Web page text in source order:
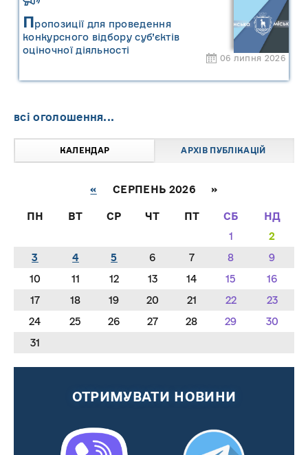
Пропозиції для проведення
конкурсного відбору суб’єктів
оціночної діяльності
06 липня 2026
всі оголошення...
КАЛЕНДАР АРХІВ ПУБЛІКАЦІЙ
« СЕРПЕНЬ 2026 »
ПН ВТ СР ЧТ ПТ СБ
НД
1
2
3
4 5 6 7 8
9
10
11 12 13 14 15
16
17
18 19 20 21 22
23
24
25 26 27 28 29
30
31
ОТРИМУВАТИ НОВИНИ